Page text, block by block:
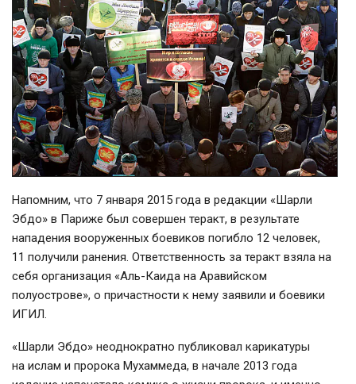
Напомним, что 7 января 2015 года в редакции «Шарли
Эбдо» в Париже был совершен теракт, в результате
нападения вооруженных боевиков погибло 12 человек,
11 получили ранения. Ответственность за теракт взяла на
себя организация «Аль-Каида на Аравийском
полуострове», о причастности к нему заявили и боевики
ИГИЛ.
«Шарли Эбдо» неоднократно публиковал карикатуры
на ислам и пророка Мухаммеда, в начале 2013 года